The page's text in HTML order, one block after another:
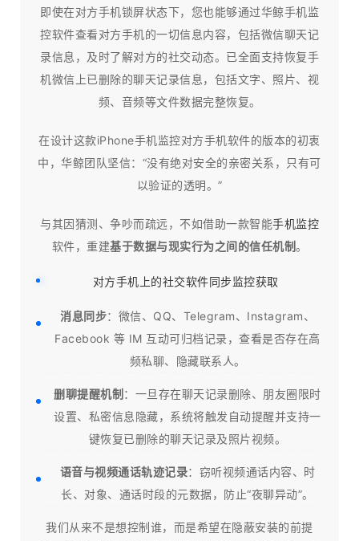
即使在对方手机锁屏状态下，您也能够通过华鲸手机监
控软件查看对方手机的一切信息内容，包括微信聊天记
录信息，及时了解对方的社交动态。已全面支持恢复手
机微信上已删除的聊天记录信息，包括文字、照片、视
频、音频等文件数据完整恢复。
在设计这款iPhone手机监控对方手机软件的版本的初衷
中，华鲸团队坚信：“没有绝对安全的亲密关系，只有可
以验证的透明。”
与其因猜测、争吵而疏远，不如借助一款智能手机监控
软件，重建基于数据与现实行为之间的信任机制。
对方手机上的社交软件同步监控获取
消息同步：微信、QQ、Telegram、Instagram、
Facebook 等 IM 互动可归档记录，查看是否存在高
频私聊、隐藏联系人。
删聊提醒机制 ：一旦存在聊天记录删除、朋友圈限时
设置、私密信息隐藏，系统将触发自动提醒并支持一
键恢复已删除的聊天记录及照片视频。
语音与视频通话轨迹记录：窃听视频通话内容、时
长、对象、通话时段的元数据，防止“夜聊异动”。
我们从来不是想控制谁，而是希望在隐蔽安装的前提